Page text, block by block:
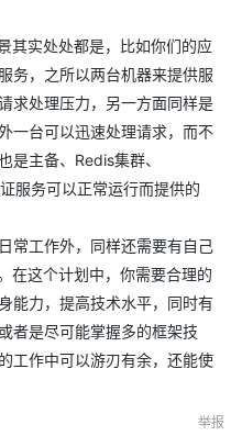
其实处处都是，比如你们的应
务，之所以两台机器来提供服
求处理压力，另一方面同样是
一台可以迅速处理请求，而不
是主备、Redis集群、
服务可以正常运行而提供的
常工作外，同样还需要有自己
在这个计划中，你需要合理的
能力，提高技术水平，同时有
者是尽可能掌握多的框架技
工作中可以游刃有余，还能使
举报